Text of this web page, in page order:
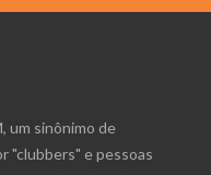
um sinônimo de
"clubbers" e pessoas